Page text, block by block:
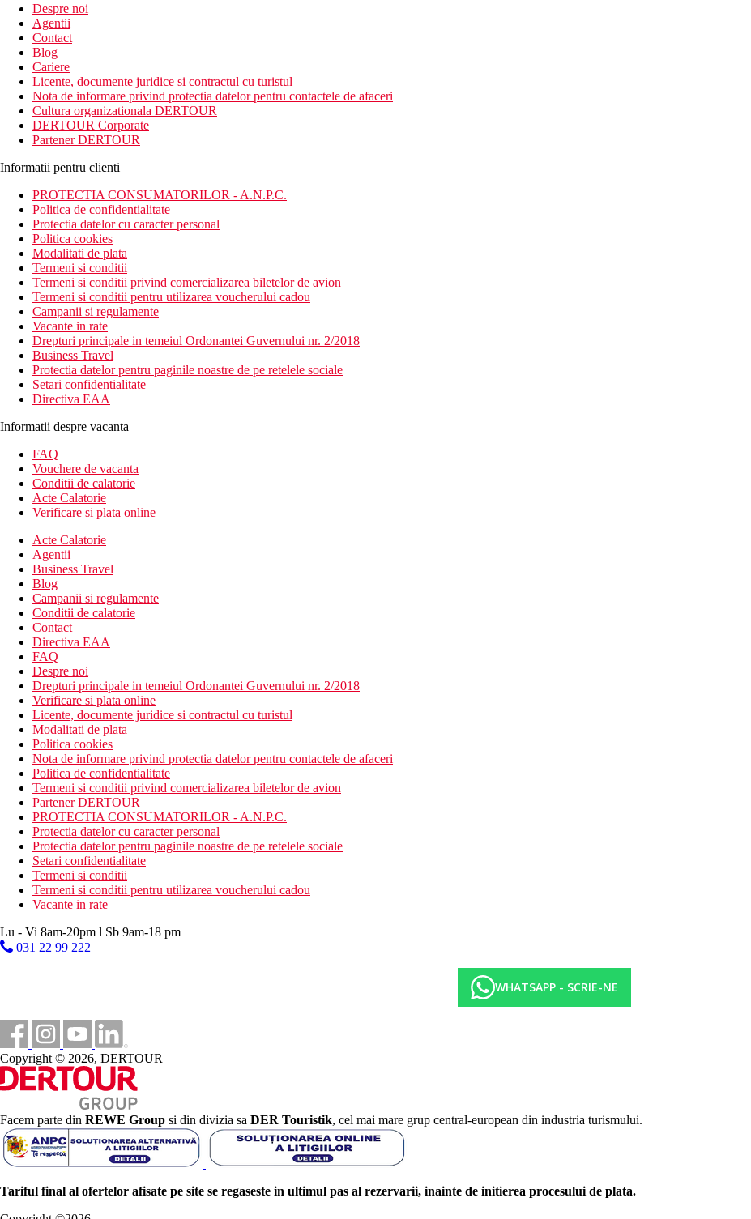
Despre noi
Agentii
Contact
Blog
Cariere
Licente, documente juridice si contractul cu turistul
Nota de informare privind protectia datelor pentru contactele de afaceri
Cultura organizationala DERTOUR
DERTOUR Corporate
Partener DERTOUR
Informatii pentru clienti
PROTECTIA CONSUMATORILOR - A.N.P.C.
Politica de confidentialitate
Protectia datelor cu caracter personal
Politica cookies
Modalitati de plata
Termeni si conditii
Termeni si conditii privind comercializarea biletelor de avion
Termeni si conditii pentru utilizarea voucherului cadou
Campanii si regulamente
Vacante in rate
Drepturi principale in temeiul Ordonantei Guvernului nr. 2/2018
Business Travel
Protectia datelor pentru paginile noastre de pe retelele sociale
Setari confidentialitate
Directiva EAA
Informatii despre vacanta
FAQ
Vouchere de vacanta
Conditii de calatorie
Acte Calatorie
Verificare si plata online
Acte Calatorie
Agentii
Business Travel
Blog
Campanii si regulamente
Conditii de calatorie
Contact
Directiva EAA
FAQ
Despre noi
Drepturi principale in temeiul Ordonantei Guvernului nr. 2/2018
Verificare si plata online
Licente, documente juridice si contractul cu turistul
Modalitati de plata
Politica cookies
Nota de informare privind protectia datelor pentru contactele de afaceri
Politica de confidentialitate
Termeni si conditii privind comercializarea biletelor de avion
Partener DERTOUR
PROTECTIA CONSUMATORILOR - A.N.P.C.
Protectia datelor cu caracter personal
Protectia datelor pentru paginile noastre de pe retelele sociale
Setari confidentialitate
Termeni si conditii
Termeni si conditii pentru utilizarea voucherului cadou
Vacante in rate
Lu - Vi 8am-20pm l Sb 9am-18 pm
031 22 99 222
WHATSAPP - SCRIE-NE
Copyright © 2026, DERTOUR
Facem parte din REWE Group si din divizia sa DER Touristik, cel mai mare grup central-european din industria turismului.
Tariful final al ofertelor afisate pe site se regaseste in ultimul pas al rezervarii, inainte de initierea procesului de plata.